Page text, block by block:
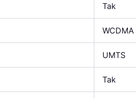
Tak
WCDMA
UMTS
Tak